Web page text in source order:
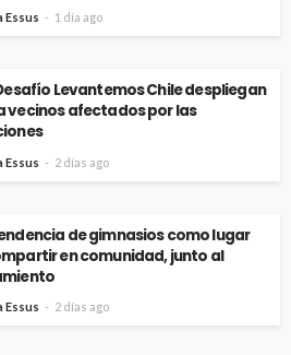
Essus 1 día ago
Levantemos Chile despliegan
vecinos afectados por las
Essus 2 días ago
de gimnasios como lugar
en comunidad, junto al
Essus 2 días ago